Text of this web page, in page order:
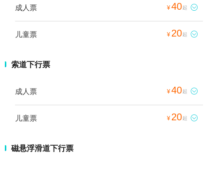
成人票 ¥40起 
儿童票 ¥ 20起 
索道下行票
成人票 ¥40起 
儿童票 ¥ 20起 
磁悬浮滑道下行票